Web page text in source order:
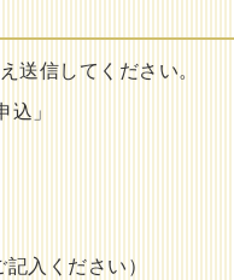
送信してください。
」
入ください）